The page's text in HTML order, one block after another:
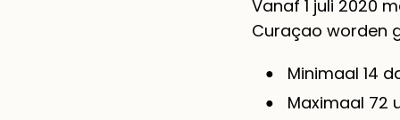
Vanaf 1 juli 2020
Curaçao worden
Minimaal 14
Maximaal 72